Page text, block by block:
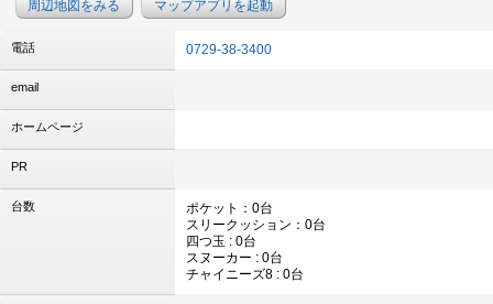
周辺地図をみる マップアプリを起動
電話 0729-38-3400
email
ホームページ
PR
台数
ポケット：0台
スリークッション：0台
四つ玉 : 0台
スヌーカー : 0台
チャイニーズ8 : 0台